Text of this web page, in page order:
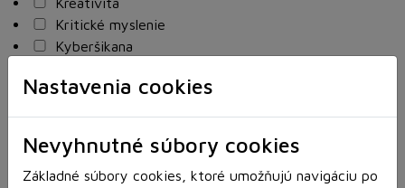
Nastavenia cookies
Nevyhnutné súbory cookies
Základné súbory cookies, ktoré umožňujú navigáciu po
Kritické myslenie
Kyberšikana
Ľudské práva a tolerancia
Sociálne zručnosti a kooperácia
Strategické myslenie